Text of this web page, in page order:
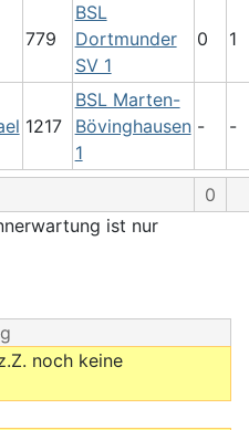
779
BSL
Dortmunder
SV 1
0 1
1217
BSL Marten-
Bövinghausen
1
- -
0
ist nur
noch keine